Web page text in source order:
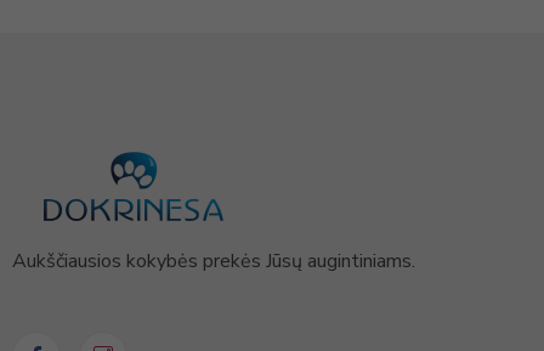
Aukščiausios kokybės prekės Jūsų augintiniams.